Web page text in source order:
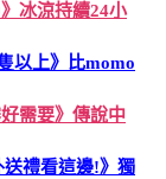
冰涼持續24小
以上》比momo
需要》傳說中
送禮看這邊!》獨